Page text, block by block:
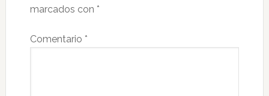
marcados con *
Comentario *